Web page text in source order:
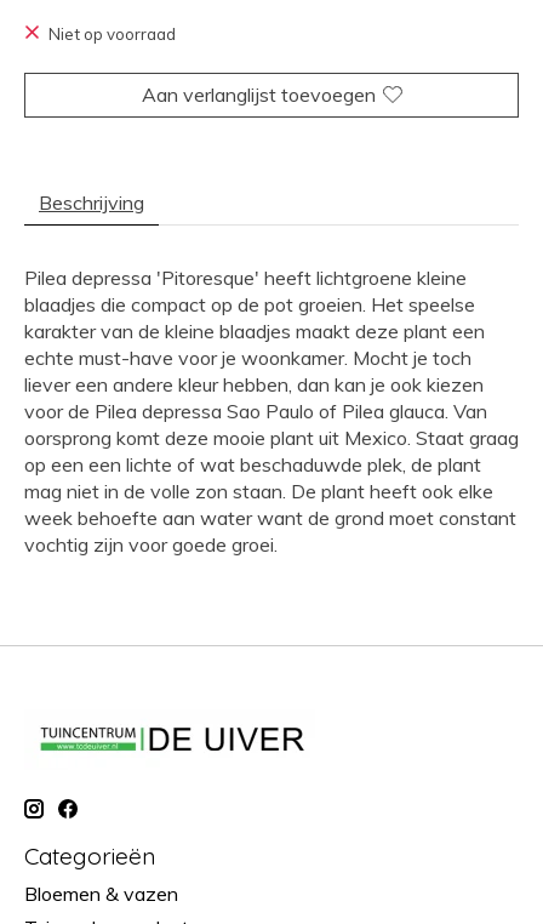
Niet op voorraad
Aan verlanglijst toevoegen
Beschrijving
Pilea depressa 'Pitoresque' heeft lichtgroene kleine
blaadjes die compact op de pot groeien. Het speelse
karakter van de kleine blaadjes maakt deze plant een
echte must-have voor je woonkamer. Mocht je toch
liever een andere kleur hebben, dan kan je ook kiezen
voor de Pilea depressa Sao Paulo of Pilea glauca. Van
oorsprong komt deze mooie plant uit Mexico. Staat graag
op een een lichte of wat beschaduwde plek, de plant
mag niet in de volle zon staan. De plant heeft ook elke
week behoefte aan water want de grond moet constant
vochtig zijn voor goede groei.
Categorieën
Bloemen & vazen